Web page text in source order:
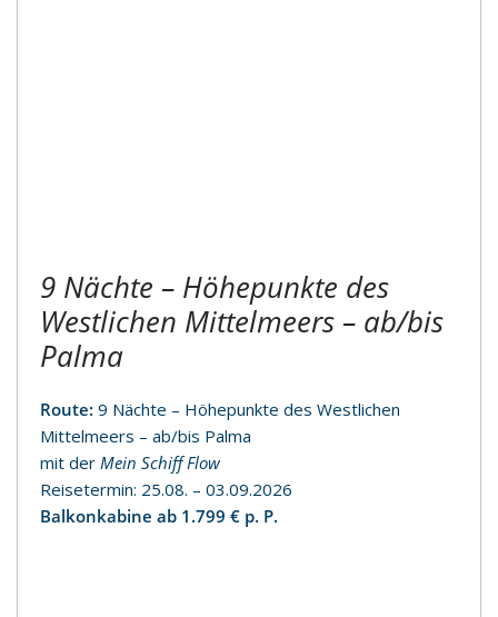
9 Nächte – Höhepunkte des
Westlichen Mittelmeers – ab/bis
Palma
Route: 9 Nächte – Höhepunkte des Westlichen
Mittelmeers – ab/bis Palma
mit der Mein Schiff Flow
Reisetermin: 25.08. – 03.09.2026
Balkonkabine ab 1.799 € p. P.